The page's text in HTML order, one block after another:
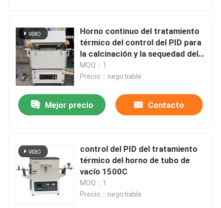
Horno continuo del tratamiento
térmico del control del PID para
la calcinación y la sequedad del
laboratorio
MOQ：1
Precio：negotiable
Mejor precio Contacto
control del PID del tratamiento
térmico del horno de tubo de
vacío 1500C
MOQ：1
Precio：negotiable